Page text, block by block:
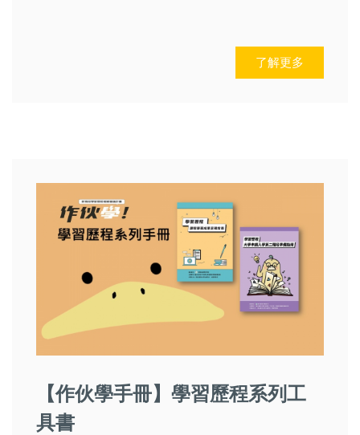
了解更多
【作伙學手冊】學習歷程系列工
具書